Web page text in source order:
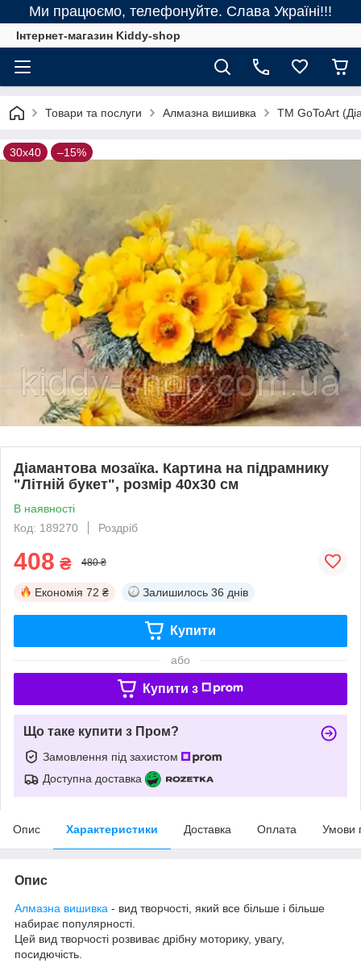
Ми працюємо, телефонуйте. Слава Україні!!!
Інтернет-магазин Kiddy-shop
Товари та послуги Алмазна вишивка ТМ GoToArt
30х40 –15%
Діамантова мозаїка. Картина на підрамнику
"Літній букет", розмір 40х30 см
В наявності
Код: 189270
Роздріб
408 ₴ 480 ₴
Економія 72 ₴ Залишилось 36 днів
Купити
або
Купити з
Що таке купити з Пром?
Замовлення під захистом
Доступна доставка
Опис Характеристики Доставка Оплата Умови
Опис
Алмазна вишивка - вид творчості, який все більше і більше
набирає популярності.
Цей вид творчості розвиває дрібну моторику, увагу,
посидючість.